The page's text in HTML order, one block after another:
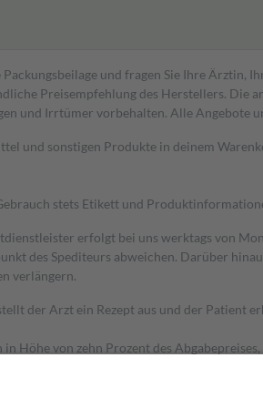
und fragen Sie Ihre
Preisempfehlung des Herstellers. Die
und Irrtümer vorbehalten. Alle Angebote
und sonstigen Produkte in deinem
stets Etikett und
erfolgt bei uns werktags von
des Spediteurs abweichen. Darüber
verlängern.
der Arzt ein Rezept aus und der Patient
Höhe von zehn Prozent des Abgabepreises,
Apotheken.